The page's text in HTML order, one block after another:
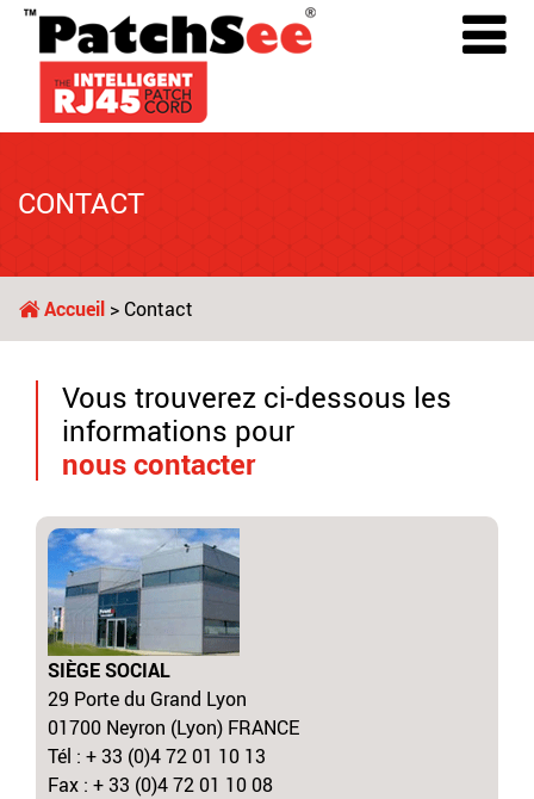
CONTACT
Accueil > Contact
Vous trouverez ci-dessous les
informations pour
nous contacter
SIÈGE SOCIAL
29 Porte du Grand Lyon
01700 Neyron (Lyon) FRANCE
Tél : + 33 (0)4 72 01 10 13
Fax : + 33 (0)4 72 01 10 08